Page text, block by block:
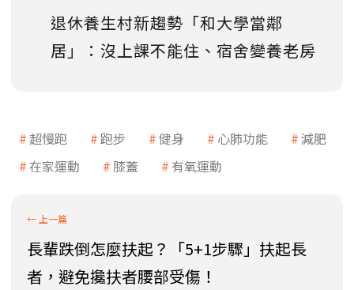
退休養生村新趨勢「和大學當鄰
居」：沒上課不能住、宿舍變養老房
超慢跑 跑步 健身 心肺功能
減肥
在家運動
膝蓋 有氧運動
長輩跌倒怎麼扶起？「5+1步驟」扶起長
者，避免攙扶者腰部受傷！